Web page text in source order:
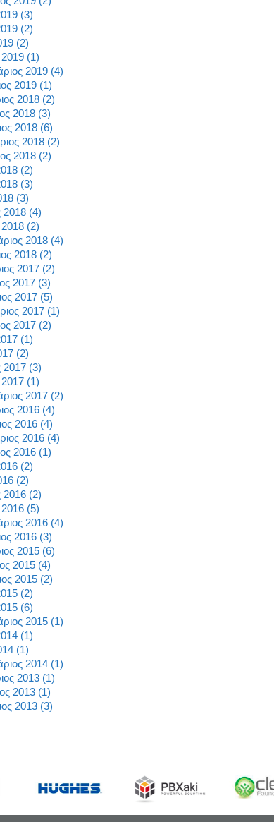
(3)
(2)
(2)
(1)
2019 (4)
2019 (1)
2018 (2)
2018 (3)
2018 (6)
2018 (2)
2018 (2)
(2)
(3)
(3)
2018 (4)
(2)
2018 (4)
2018 (2)
2017 (2)
2017 (3)
2017 (5)
2017 (1)
2017 (2)
(1)
(2)
2017 (3)
(1)
2017 (2)
2016 (4)
2016 (4)
2016 (4)
2016 (1)
(2)
(2)
2016 (2)
(5)
2016 (4)
2016 (3)
2015 (6)
2015 (4)
2015 (2)
(2)
(6)
2015 (1)
(1)
(1)
2014 (1)
2013 (1)
2013 (1)
2013 (3)